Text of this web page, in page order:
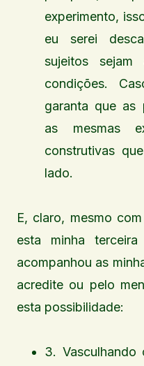
experimento,
eu serei
sujeitos sejam
condições.
garanta que as
as mesmas
construtivas
lado.
E, claro, mesmo
esta minha
acompanhou as
acredite ou pelo
esta possibilidade:
3. Vasculhando